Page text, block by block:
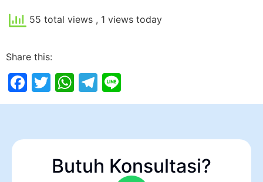
55 total views , 1 views today
Share this:
Facebook
Twitter
WhatsApp
Telegram
Butuh Konsultasi?